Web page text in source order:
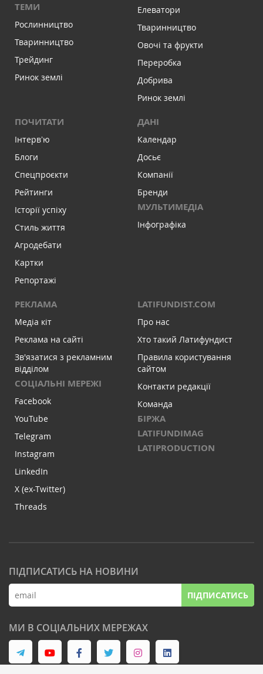
ТЕМИ
Рослинництво
Тваринництво
Трейдинг
Ринок землі
Елеватори
Тваринництво
Овочі та фрукти
Переробка
Добрива
Ринок землі
ПОЧИТАТИ
Інтервʼю
Блоги
Спецпроєкти
Рейтинги
Історії успіху
Стиль життя
Агродебати
Картки
Репортажі
ДАНІ
Календар
Досьє
Компанії
Бренди
МУЛЬТИМЕДІА
Інфографіка
РЕКЛАМА
Медіа кіт
Реклама на сайті
Зв'язатися з рекламним
відділом
СОЦІАЛЬНІ МЕРЕЖІ
Facebook
YouTube
Telegram
Instagram
LinkedIn
X (ex-Twitter)
Threads
LATIFUNDIST.COM
Про нас
Хто такий Латифундист
Правила користування
сайтом
Контакти редакції
Команда
БІРЖА
LATIFUNDIMAG
LATIPRODUCTION
ПІДПИСАТИСЬ НА НОВИНИ
ПІДПИСАТИСЬ
МИ В СОЦІАЛЬНИХ МЕРЕЖАХ